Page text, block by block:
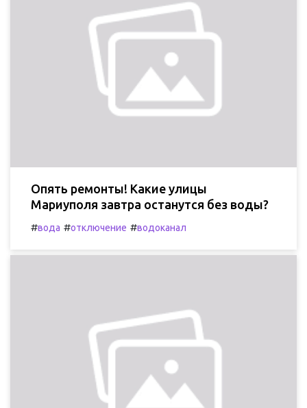
Опять ремонты! Какие улицы
Мариуполя завтра останутся без воды?
#вода #отключение #водоканал